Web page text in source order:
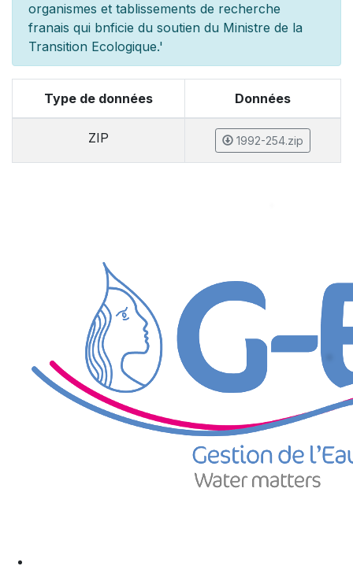
organismes et tablissements de recherche
franais qui bnficie du soutien du Ministre de la
Transition Ecologique.'
Type de données Données
ZIP 1992-254.zip